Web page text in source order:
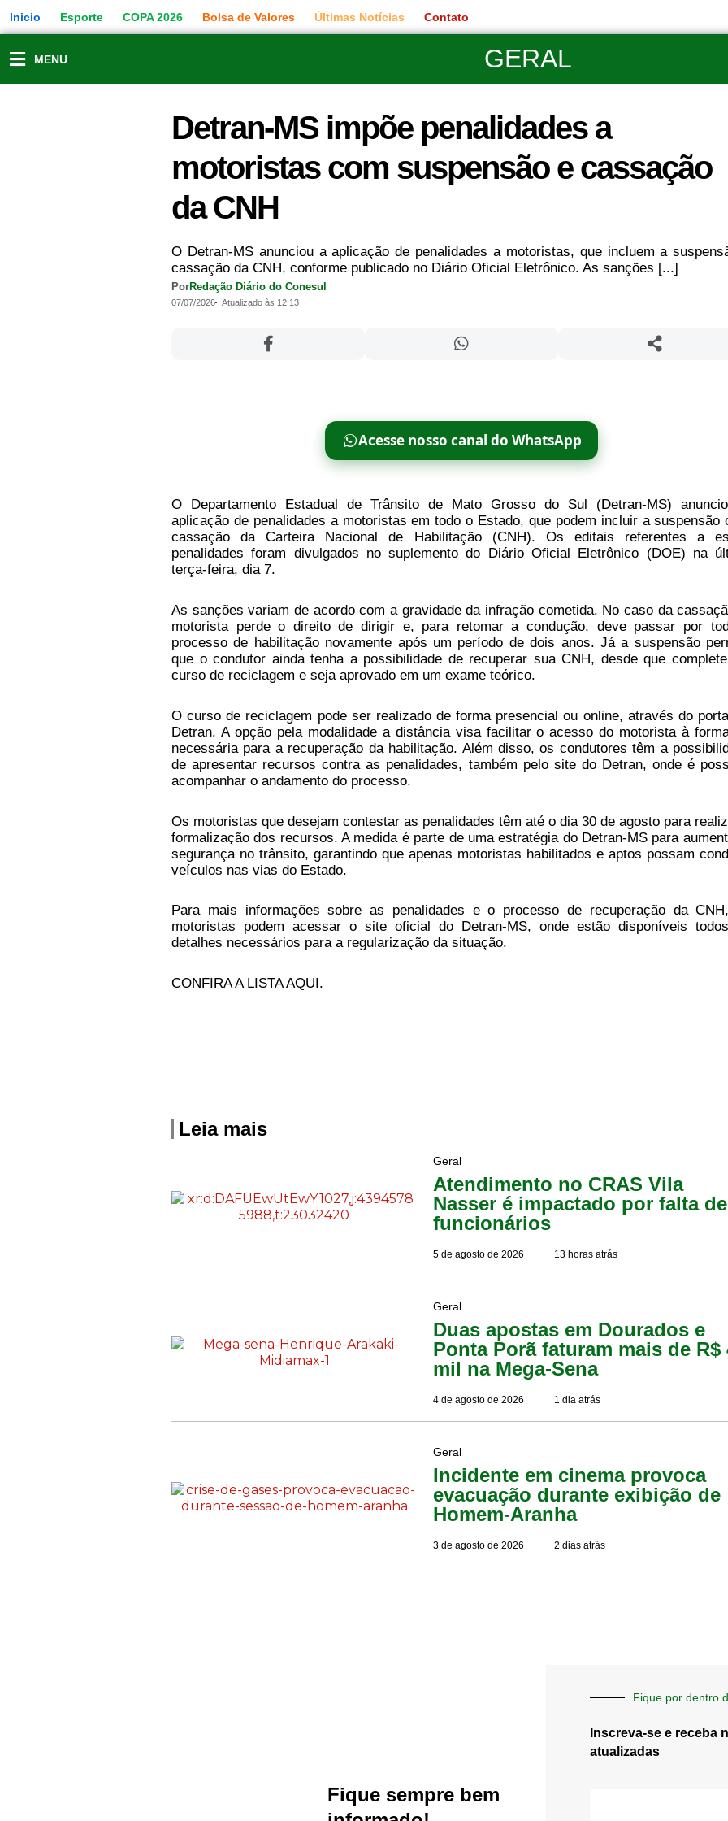
para
o
conteúdo
Inicio Esporte COPA 2026 Bolsa de Valores Últimas Notícias Contato
MENU GERAL
Detran-MS impõe penalidades a
motoristas com suspensão e cassação
da CNH
O Detran-MS anunciou a aplicação de penalidades a motoristas, que incluem a
cassação da CNH, conforme publicado no Diário Oficial Eletrônico. As sanções [...]
PorRedação Diário do Conesul
07/07/2026 Atualizado às 12:13
Acesse nosso canal do WhatsApp
O Departamento Estadual de Trânsito de Mato Grosso do Sul (Detran-MS)
aplicação de penalidades a motoristas em todo o Estado, que podem incluir a suspensão
cassação da Carteira Nacional de Habilitação (CNH). Os editais referentes a
penalidades foram divulgados no suplemento do Diário Oficial Eletrônico (DOE) na
terça-feira, dia 7.
As sanções variam de acordo com a gravidade da infração cometida. No caso da
motorista perde o direito de dirigir e, para retomar a condução, deve passar por
processo de habilitação novamente após um período de dois anos. Já a suspensão
que o condutor ainda tenha a possibilidade de recuperar sua CNH, desde que
curso de reciclagem e seja aprovado em um exame teórico.
O curso de reciclagem pode ser realizado de forma presencial ou online, através do
Detran. A opção pela modalidade a distância visa facilitar o acesso do motorista à
necessária para a recuperação da habilitação. Além disso, os condutores têm a
de apresentar recursos contra as penalidades, também pelo site do Detran, onde é
acompanhar o andamento do processo.
Os motoristas que desejam contestar as penalidades têm até o dia 30 de agosto para
formalização dos recursos. A medida é parte de uma estratégia do Detran-MS para
segurança no trânsito, garantindo que apenas motoristas habilitados e aptos possam
veículos nas vias do Estado.
Para mais informações sobre as penalidades e o processo de recuperação da
motoristas podem acessar o site oficial do Detran-MS, onde estão disponíveis
detalhes necessários para a regularização da situação.
CONFIRA A LISTA AQUI.
Leia mais
Geral
Atendimento no CRAS Vila
Nasser é impactado por falta de
funcionários
5 de agosto de 2026 13 horas atrás
Geral
Duas apostas em Dourados e
Ponta Porã faturam mais de R$
mil na Mega-Sena
4 de agosto de 2026 1 dia atrás
Geral
Incidente em cinema provoca
evacuação durante exibição de
Homem-Aranha
3 de agosto de 2026 2 dias atrás
Fique sempre bem
Fique por dentro
Inscreva-se e receba
atualizadas